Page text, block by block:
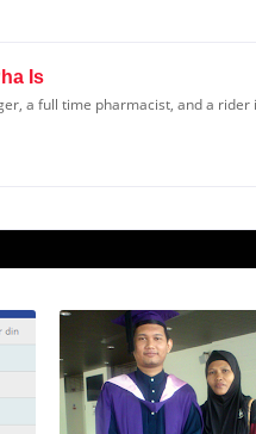
Is
a full time pharmacist, and a rider